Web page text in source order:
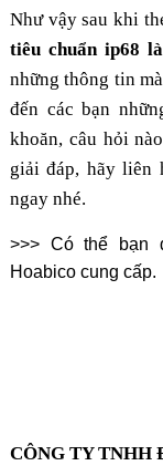
Như vậy sau khi
tiêu chuẩn ip68
những thông tin
đến các bạn
khoăn, câu hỏi
giải đáp, hãy liên
ngay nhé.
>>> Có thể bạn
Hoabico cung cấp.
CÔNG TY